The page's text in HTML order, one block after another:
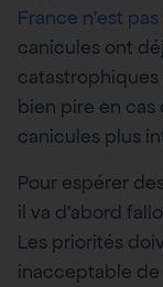
France n’est
canicules ont
bien pire en cas
canicules plus
Pour espérer
il va d’abord
Les priorités
inacceptable de